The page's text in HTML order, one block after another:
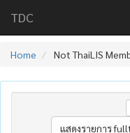
TDC
Home Not ThaiLIS